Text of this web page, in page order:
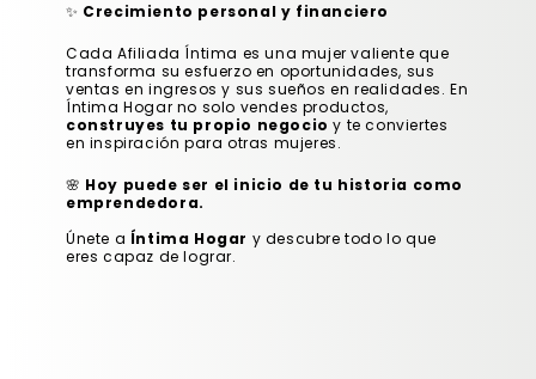
✨ Crecimiento personal y financiero
Cada Afiliada Íntima es una mujer valiente que
transforma su esfuerzo en oportunidades, sus
ventas en ingresos y sus sueños en realidades. En
Íntima Hogar no solo vendes productos,
construyes tu propio negocio y te conviertes
en inspiración para otras mujeres.
🌸 Hoy puede ser el inicio de tu historia como
emprendedora.
Únete a Íntima Hogar y descubre todo lo que
eres capaz de lograr.